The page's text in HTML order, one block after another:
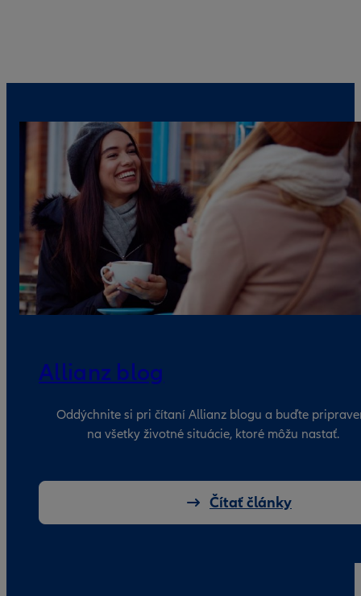
Allianz blog
Oddýchnite si pri čítaní Allianz blogu a buďte
na všetky životné situácie, ktoré môžu nastať.
Čítať články